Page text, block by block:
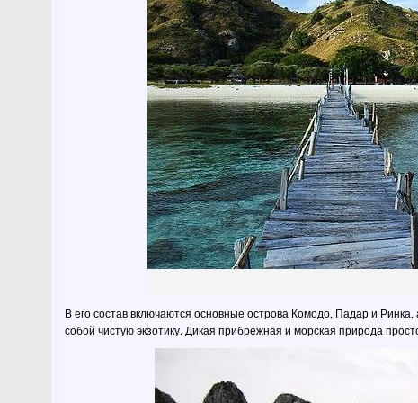
В его состав включаются основные острова Комодо, Падар и
собой чистую экзотику. Дикая прибрежная и морская природа